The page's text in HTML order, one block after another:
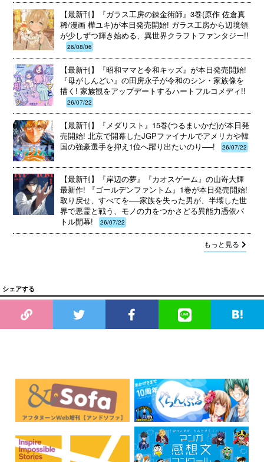
【最新刊】『ガラス工房の錬金術師』3巻(原作 佐倉真
稀/漫画 樺ユキ)が本日発売開始! ガラス工房から辺境領
が少しずつ輝き始める、異世界クラフトファンタジー!!
26/08/06
【最新刊】『昭和ママと令和キッズ』が本日発売開始!
『母がしんどい』の田房永子が令和のシン・家族像を
描く! 家族観をアップデートするハートフルコメディ!!
26/07/22
【最新刊】『メダリスト』15巻(つるまいかだ)が本日発
売開始! 北京で開幕したJGPファイナルでアメリカや韓
国の強豪選手を抑え1位へ躍り出たいのり──!
26/07/22
【最新刊】『岸辺の夢』『カオスゲーム』の山嵜大輝
最新作! 『ゴールデンファントム』1巻が本日発売開始!
取り戻せ、すべてを──家族を失った男が、半壊した世
界で悪霊と戦う、モノの力をつかさどる異能力憑依バ
トル開幕!
26/07/22
もっと見る
シェアする